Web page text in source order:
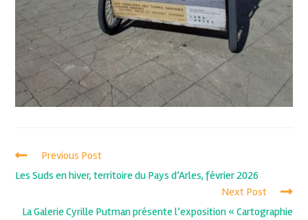
Previous Post
Les Suds en hiver, territoire du Pays d’Arles, février 2026
Next Post
La Galerie Cyrille Putman présente l’exposition « Cartographie